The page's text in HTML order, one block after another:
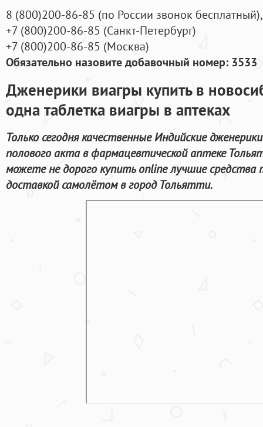
8 (800)200-86-85 (по России звонок бесплатный),
+7 (800)200-86-85 (Санкт-Петербург)
+7 (800)200-86-85 (Москва)
Обязательно назовите добавочный номер: 3533
Дженерики виагры купить в
одна таблетка виагры в аптеках
Только сегодня качественные Индийские
полового акта в фармацевтической аптеке
можете не дорого купить online лучшие
доставкой самолётом в город Тольятти.